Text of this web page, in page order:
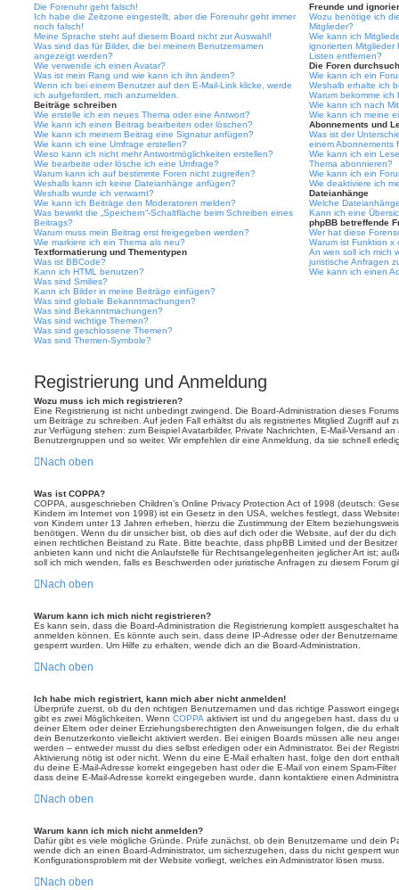
Die Forenuhr geht falsch!
Ich habe die Zeitzone eingestellt, aber die Forenuhr geht immer
noch falsch!
Meine Sprache steht auf diesem Board nicht zur Auswahl!
Was sind das für Bilder, die bei meinem Benutzernamen
angezeigt werden?
Wie verwende ich einen Avatar?
Was ist mein Rang und wie kann ich ihn ändern?
Wenn ich bei einem Benutzer auf den E-Mail-Link klicke, werde
ich aufgefordert, mich anzumelden.
Beiträge schreiben
Wie erstelle ich ein neues Thema oder eine Antwort?
Wie kann ich einen Beitrag bearbeiten oder löschen?
Wie kann ich meinem Beitrag eine Signatur anfügen?
Wie kann ich eine Umfrage erstellen?
Wieso kann ich nicht mehr Antwortmöglichkeiten erstellen?
Wie bearbeite oder lösche ich eine Umfrage?
Warum kann ich auf bestimmte Foren nicht zugreifen?
Weshalb kann ich keine Dateianhänge anfügen?
Weshalb wurde ich verwarnt?
Wie kann ich Beiträge den Moderatoren melden?
Was bewirkt die „Speichern“-Schaltfläche beim Schreiben eines
Beitrags?
Warum muss mein Beitrag erst freigegeben werden?
Wie markiere ich ein Thema als neu?
Textformatierung und Thementypen
Was ist BBCode?
Kann ich HTML benutzen?
Was sind Smilies?
Kann ich Bilder in meine Beiträge einfügen?
Was sind globale Bekanntmachungen?
Was sind Bekanntmachungen?
Was sind wichtige Themen?
Was sind geschlossene Themen?
Was sind Themen-Symbole?
Freunde und
Wozu benötige ich
Mitglieder?
Wie kann ich
ignorierten
Listen entfernen?
Die Foren
Wie kann ich ein
Weshalb erhalte ich
Warum bekomme
Wie kann ich nach
Wie kann ich meine
Abonnements und
Was ist der
einem Abonnements
Wie kann ich ein
Thema abonnieren?
Wie kann ich ein
Wie deaktiviere ich
Dateianhänge
Welche
Kann ich eine
phpBB betreffende
Wer hat diese
Warum ist Funktion
An wen soll ich mich
juristische Anfragen
Wie kann ich einen
Registrierung und Anmeldung
Wozu muss ich mich registrieren?
Eine Registrierung ist nicht unbedingt zwingend. Die Board-Administration dieses
um Beiträge zu schreiben. Auf jeden Fall erhältst du als registriertes Mitglied Zugriff auf
zur Verfügung stehen: zum Beispiel Avatarbilder, Private Nachrichten, E-Mail-Versand
Benutzergruppen und so weiter. Wir empfehlen dir eine Anmeldung, da sie schnell
Nach oben
Was ist COPPA?
COPPA, ausgeschrieben Children’s Online Privacy Protection Act of 1998 (deutsch:
Kindern im Internet von 1998) ist ein Gesetz in den USA, welches festlegt, dass
von Kindern unter 13 Jahren erheben, hierzu die Zustimmung der Eltern
benötigen. Wenn du dir unsicher bist, ob dies auf dich oder die Website, auf der du
einen rechtlichen Beistand zu Rate. Bitte beachte, dass phpBB Limited und der
anbieten kann und nicht die Anlaufstelle für Rechtsangelegenheiten jeglicher Art ist;
soll ich mich wenden, falls es Beschwerden oder juristische Anfragen zu diesem Forum
Nach oben
Warum kann ich mich nicht registrieren?
Es kann sein, dass die Board-Administration die Registrierung komplett ausgeschaltet
anmelden können. Es könnte auch sein, dass deine IP-Adresse oder der
gesperrt wurden. Um Hilfe zu erhalten, wende dich an die Board-Administration.
Nach oben
Ich habe mich registriert, kann mich aber nicht anmelden!
Überprüfe zuerst, ob du den richtigen Benutzernamen und das richtige Passwort
gibt es zwei Möglichkeiten. Wenn COPPA aktiviert ist und du angegeben hast, dass du
deiner Eltern oder deiner Erziehungsberechtigten den Anweisungen folgen, die du
dein Benutzerkonto vielleicht aktiviert werden. Bei einigen Boards müssen alle neu
werden – entweder musst du dies selbst erledigen oder ein Administrator. Bei der
Aktivierung nötig ist oder nicht. Wenn du eine E-Mail erhalten hast, folge den dort
du deine E-Mail-Adresse korrekt eingegeben hast oder die E-Mail von einem Spam-
dass deine E-Mail-Adresse korrekt eingegeben wurde, dann kontaktiere einen
Nach oben
Warum kann ich mich nicht anmelden?
Dafür gibt es viele mögliche Gründe. Prüfe zunächst, ob dein Benutzername und dein
wende dich an einen Board-Administrator, um sicherzugehen, dass du nicht gesperrt
Konfigurationsproblem mit der Website vorliegt, welches ein Administrator lösen muss.
Nach oben